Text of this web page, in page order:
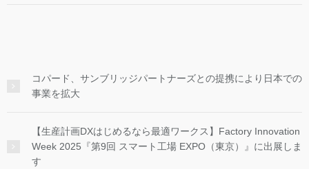
コパード、サンブリッジパートナーズとの提携により日本での
事業を拡大
【生産計画DXはじめるなら最適ワークス】Factory Innovation
Week 2025『第9回 スマート工場 EXPO（東京）』に出展しま
す